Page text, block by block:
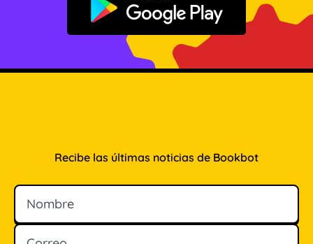
Disponible en Google Play
Recibe las últimas noticias de Bookbot
Nombre
Correo